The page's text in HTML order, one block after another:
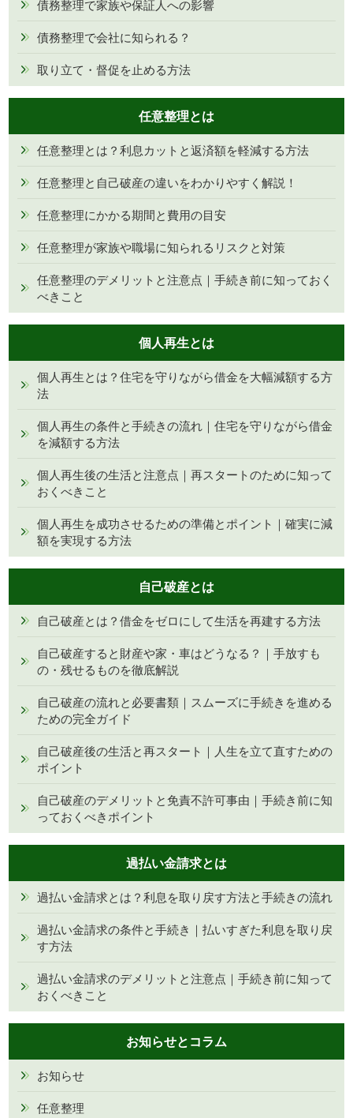
債務整理で家族や保証人への影響
債務整理で会社に知られる？
取り立て・督促を止める方法
任意整理とは
任意整理とは？利息カットと返済額を軽減する方法
任意整理と自己破産の違いをわかりやすく解説！
任意整理にかかる期間と費用の目安
任意整理が家族や職場に知られるリスクと対策
任意整理のデメリットと注意点｜手続き前に知っておく
べきこと
個人再生とは
個人再生とは？住宅を守りながら借金を大幅減額する方
法
個人再生の条件と手続きの流れ｜住宅を守りながら借金
を減額する方法
個人再生後の生活と注意点｜再スタートのために知って
おくべきこと
個人再生を成功させるための準備とポイント｜確実に減
額を実現する方法
自己破産とは
自己破産とは？借金をゼロにして生活を再建する方法
自己破産すると財産や家・車はどうなる？｜手放すも
の・残せるものを徹底解説
自己破産の流れと必要書類｜スムーズに手続きを進める
ための完全ガイド
自己破産後の生活と再スタート｜人生を立て直すための
ポイント
自己破産のデメリットと免責不許可事由｜手続き前に知
っておくべきポイント
過払い金請求とは
過払い金請求とは？利息を取り戻す方法と手続きの流れ
過払い金請求の条件と手続き｜払いすぎた利息を取り戻
す方法
過払い金請求のデメリットと注意点｜手続き前に知って
おくべきこと
お知らせとコラム
お知らせ
任意整理